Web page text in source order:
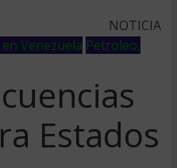
NOTICIA
Venezuela Petroleo,
Estados